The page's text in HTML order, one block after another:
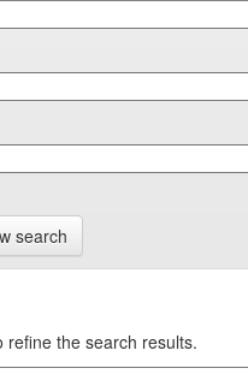
search
refine the search results.